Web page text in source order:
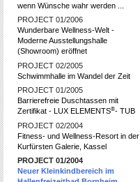
wenn Wünsche wahr werden ...
PROJECT 01/2006
Wunderbare Wellness-Welt -
Moderne Ausstellungshalle
(Showroom) eröffnet
PROJECT 02/2005
Schwimmhalle im Wandel der Zeit
PROJECT 01/2005
Barrierefreie Duschtassen mit
Zertifikat - LUX ELEMENTS®- TUB
PROJECT 02/2004
Fitness- und Wellness-Resort in der
Kurfürsten Galerie, Kassel
PROJECT 01/2004
Neuer Kleinkindbereich im